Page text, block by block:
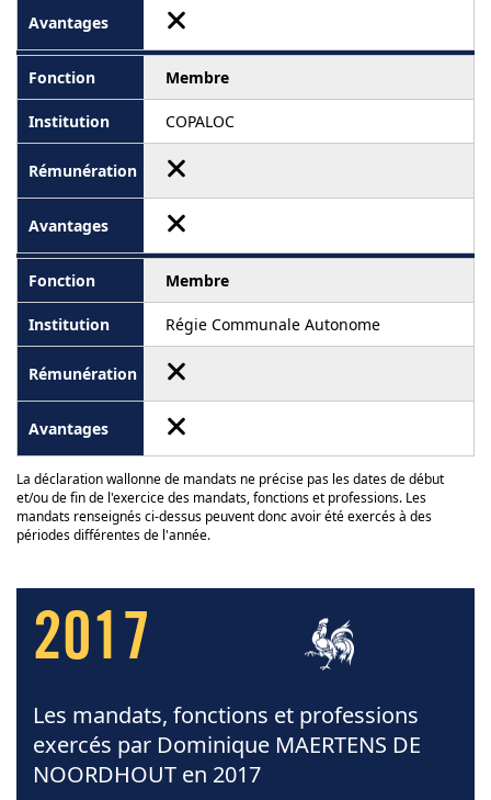
Membre
COPALOC
Membre
Régie Communale Autonome
La déclaration wallonne de mandats ne précise pas les dates de début
et/ou de fin de l'exercice des mandats, fonctions et professions. Les
mandats renseignés ci-dessus peuvent donc avoir été exercés à des
périodes différentes de l'année.
2017
Les mandats, fonctions et professions
exercés par Dominique MAERTENS DE
NOORDHOUT en 2017